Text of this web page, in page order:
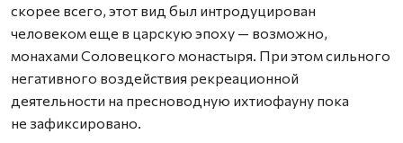
скорее всего, этот вид был интродуцирован
человеком еще в царскую эпоху — возможно,
монахами Соловецкого монастыря. При этом сильного
негативного воздействия рекреационной
деятельности на пресноводную ихтиофауну пока
не зафиксировано.